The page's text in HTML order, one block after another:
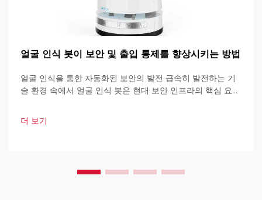
얼굴 인식 봇이 보안 및 출입 통제를 향상시키는 방법
얼굴 인식을 통한 자동화된 보안의 발전 급속히 발전하는 기
술 환경 속에서 얼굴 인식 봇은 현대 보안 인프라의 핵심 요소
지능을 기반으로 하여 다양한 기술을 결합하여 설계되었습니
다.
더 보기